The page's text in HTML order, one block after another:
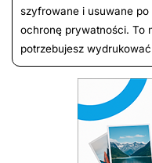
szyfrowane i usuwane po
ochronę prywatności. To
potrzebujesz